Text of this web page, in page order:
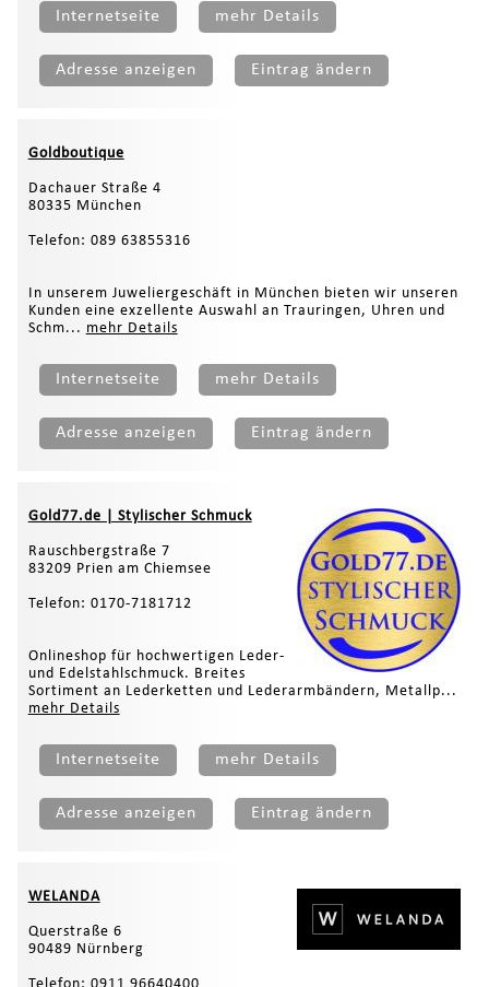
Internetseite mehr Details
Adresse anzeigen Eintrag ändern
Goldboutique
Dachauer Straße 4
80335 München
Telefon: 089 63855316
In unserem Juweliergeschäft in München bieten wir unseren
Kunden eine exzellente Auswahl an Trauringen, Uhren und
Schm... mehr Details
Internetseite mehr Details
Adresse anzeigen Eintrag ändern
Gold77.de | Stylischer Schmuck
Rauschbergstraße 7
83209 Prien am Chiemsee
Telefon: 0170-7181712
Onlineshop für hochwertigen Leder-
und Edelstahlschmuck. Breites
Sortiment an Lederketten und Lederarmbändern, Metallp...
mehr Details
Internetseite mehr Details
Adresse anzeigen Eintrag ändern
WELANDA
Querstraße 6
90489 Nürnberg